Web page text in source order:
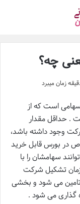
چه؟
است که از
. حداقل مقدار
وجود داشته باشد،
در بورس قابل خرید
سهامشان را با
زمان تشکیل شرکت
می شود و بخشی